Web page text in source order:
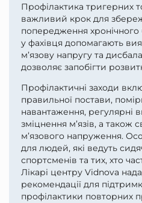
Профілактика тригерних
важливий крок для
попередження
у фахівця допомагають
м’язову напругу та
дозволяє запобігти
Профілактичні заходи
правильної постави,
навантаження, регулярні
зміцнення м’язів, а також
м’язового напруження.
для людей, які ведуть
спортсменів та тих, хто
Лікарі центру Vidnova
рекомендації для
профілактики повторних